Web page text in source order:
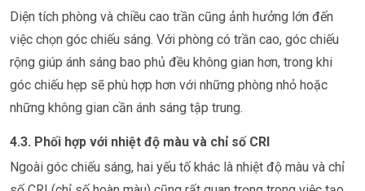
Diện tích phòng và chiều cao trần cũng ảnh hưởng lớn đến
việc chọn góc chiếu sáng. Với phòng có trần cao, góc chiếu
rộng giúp ánh sáng bao phủ đều không gian hơn, trong khi
góc chiếu hẹp sẽ phù hợp hơn với những phòng nhỏ hoặc
những không gian cần ánh sáng tập trung.
4.3. Phối hợp với nhiệt độ màu và chỉ số CRI
Ngoài góc chiếu sáng, hai yếu tố khác là nhiệt độ màu và chỉ